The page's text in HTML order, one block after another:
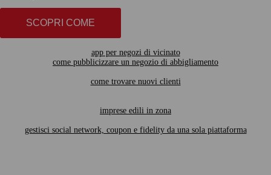
SCOPRI COME
app per negozi di vicinato
come pubblicizzare un negozio di abbigliamento
come trovare nuovi clienti
imprese edili in zona
gestisci social network, coupon e fidelity da una sola piattaforma